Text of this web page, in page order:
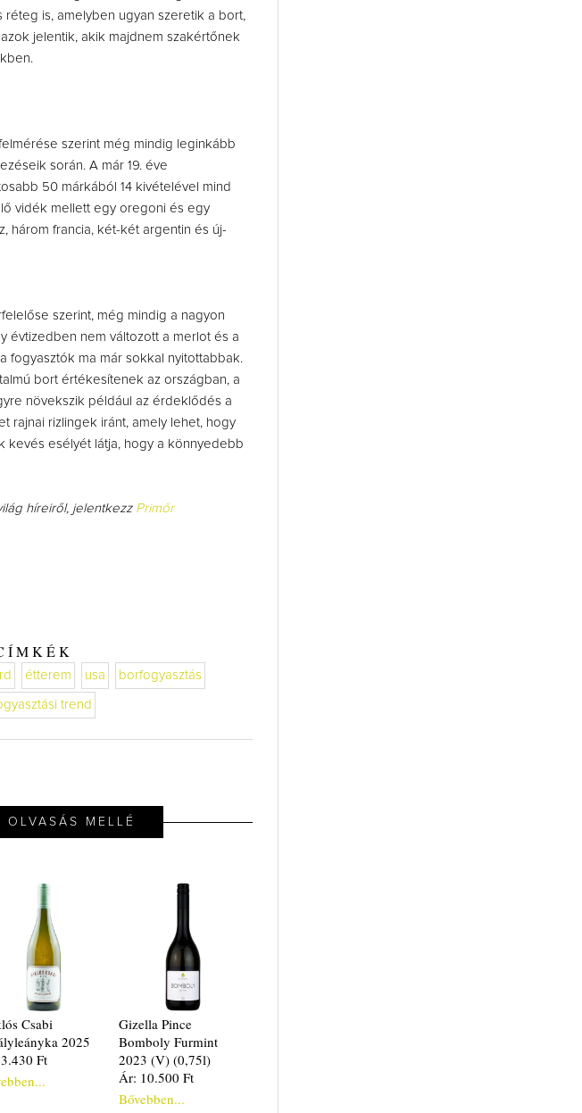
réteg is, amelyben ugyan szeretik a bort,
jelentik, akik majdnem szakértőnek
szerint még mindig leginkább
során. A már 19. éve
50 márkából 14 kivételével mind
vidék mellett egy oregoni és egy
három francia, két-két argentin és új-
szerint, még mindig a nagyon
évtizedben nem változott a merlot és a
fogyasztók ma már sokkal nyitottabbak.
bort értékesítenek az országban, a
növekszik például az érdeklődés a
rajnai rizlingek iránt, amely lehet, hogy
kevés esélyét látja, hogy a könnyedebb
híreiről, jelentkezz Primőr
étterem usa borfogyasztás
trend
MELLÉ
Csabi
2025
Ft
Gizella Pince
Bomboly Furmint
2023 (V) (0,75l)
Ár: 10.500 Ft
Bővebben...